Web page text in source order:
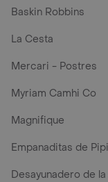
Baskin Robbins
La Cesta
Mercari - Postres
Myriam Camhi Co
Magnifique
Empanaditas de
Desayunadero de